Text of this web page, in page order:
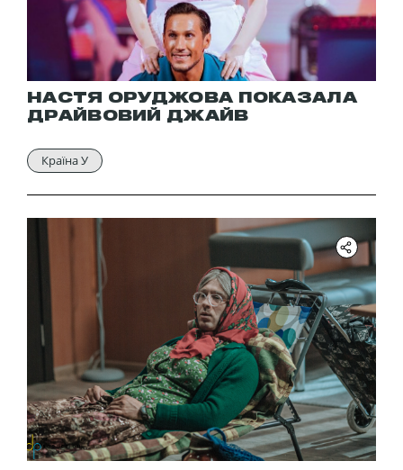
НАСТЯ ОРУДЖОВА ПОКАЗАЛА
ДРАЙВОВИЙ ДЖАЙВ
Країна У